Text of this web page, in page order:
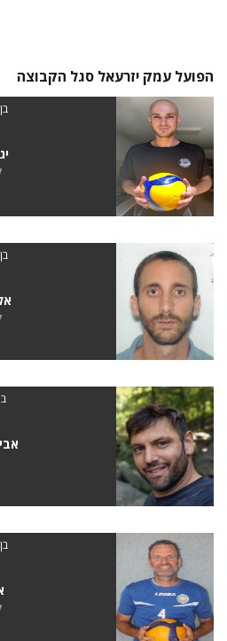
הפועל עמק יזרעאל סגל הקבוצה
בן 33 | 1.90
בן 47 | 1.91
בן
בן 50